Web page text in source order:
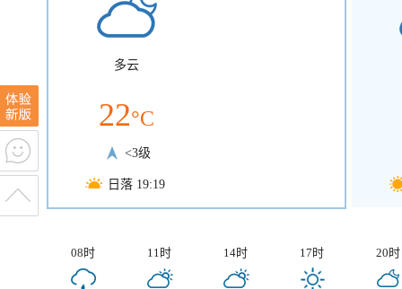
多云
22°C
<3级
日落 19:19
08时 11时 14时 17时 20时